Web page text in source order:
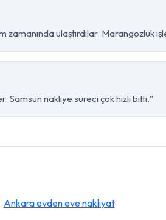
ulaştırdılar. Marangozluk
Samsun nakliye süreci çok hızlı bitti."
Ankara evden eve nakliyat